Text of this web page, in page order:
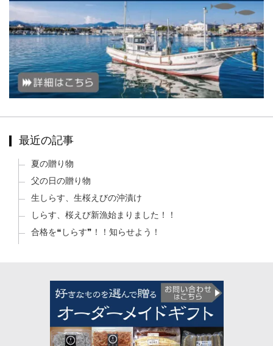
最近の記事
夏の贈り物
父の日の贈り物
生しらす、生桜えびの沖漬け
しらす、桜えび新漁始まりました！！
合格を❝しらす❞！！知らせよう！